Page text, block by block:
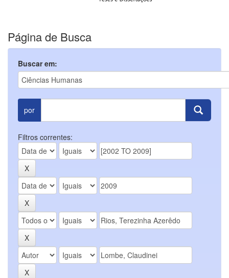
Página de Busca
Buscar em:
por
Filtros correntes: